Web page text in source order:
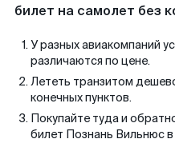
билет на самолет без
У разных авиакомпаний
различаются по цене.
Лететь транзитом
конечных пунктов.
Покупайте туда и
билет Познань Вильнюс